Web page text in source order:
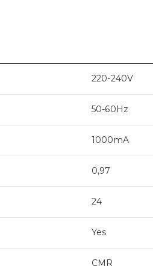
220-240V
50-60Hz
1000mA
0,97
24
Yes
CMR